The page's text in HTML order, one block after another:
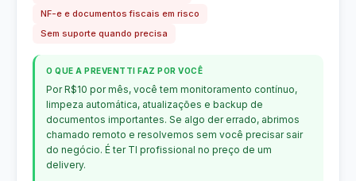
NF-e e documentos fiscais em risco
Sem suporte quando precisa
O QUE A PREVENTTI FAZ POR VOCÊ
Por R$10 por mês, você tem monitoramento contínuo,
limpeza automática, atualizações e backup de
documentos importantes. Se algo der errado, abrimos
chamado remoto e resolvemos sem você precisar sair
do negócio. É ter TI profissional no preço de um
delivery.